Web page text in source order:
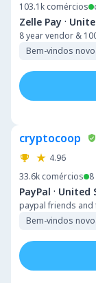
103.1k comércios
Zelle Pay ·
8 year vendor &
Bem-vindos
cryptocoop
4.96
33.6k comércios
PayPal · United
paypal friends and
Bem-vindos